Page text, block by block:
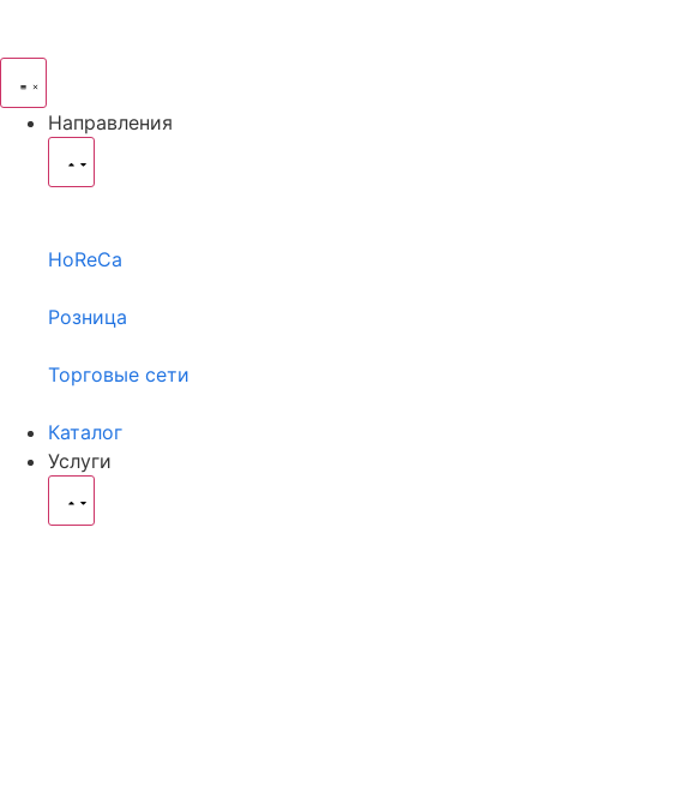
Направления
HoReCa
Розница
Торговые сети
Каталог
Услуги